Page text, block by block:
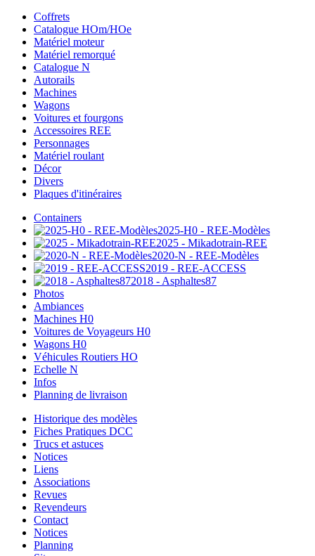
Coffrets
Catalogue HOm/HOe
Matériel moteur
Matériel remorqué
Catalogue N
Autorails
Machines
Wagons
Voitures et fourgons
Accessoires REE
Personnages
Matériel roulant
Décor
Divers
Plaques d'itinéraires
Containers
2025-H0 - REE-Modèles
2025 - Mikadotrain-REE
2020-N - REE-Modèles
2019 - REE-ACCESS
2018 - Asphaltes87
Photos
Ambiances
Machines H0
Voitures de Voyageurs H0
Wagons H0
Véhicules Routiers HO
Echelle N
Infos
Planning de livraison
Historique des modèles
Fiches Pratiques DCC
Trucs et astuces
Notices
Liens
Associations
Revues
Revendeurs
Contact
Notices
Planning